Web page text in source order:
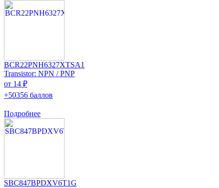
BCR22PNH6327XTSA1
Transistor: NPN / PNP
от 14 ₽
+50356 баллов
Подробнее
SBC847BPDXV6T1G